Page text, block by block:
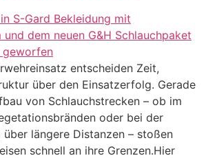
entscheiden Zeit,
über den Einsatzerfolg. Gerade
von Schlauchstrecken – ob im
oder bei der
über längere Distanzen – stoßen
schnell an ihre Grenzen.Hier